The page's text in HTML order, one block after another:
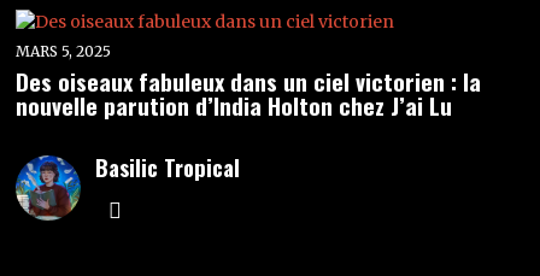
MARS 5, 2025
Des oiseaux fabuleux dans un ciel victorien : la
nouvelle parution d’India Holton chez J’ai Lu
Basilic Tropical